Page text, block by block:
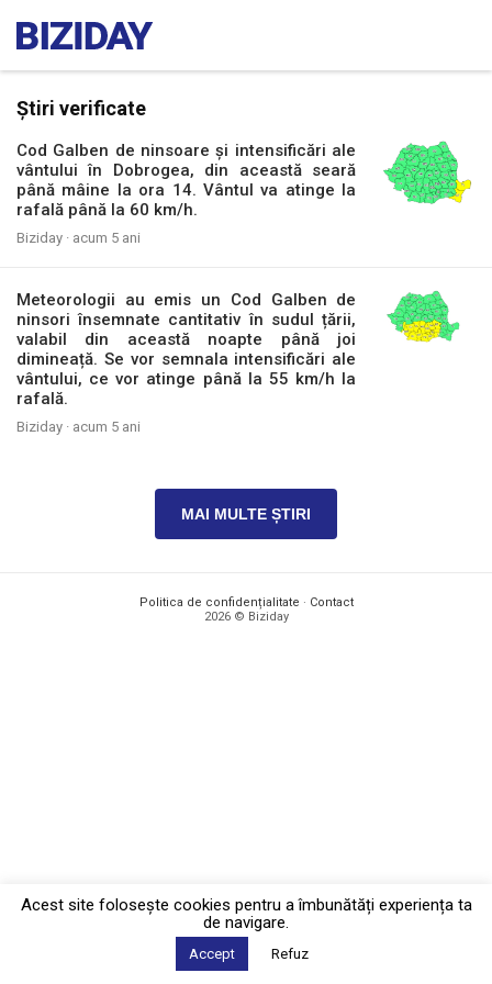
Știri verificate
Cod Galben de ninsoare și intensificări ale
vântului în Dobrogea, din această seară
până mâine la ora 14. Vântul va atinge la
rafală până la 60 km/h.
Biziday · acum 5 ani
Meteorologii au emis un Cod Galben de
ninsori însemnate cantitativ în sudul țării,
valabil din această noapte până joi
dimineață. Se vor semnala intensificări ale
vântului, ce vor atinge până la 55 km/h la
rafală.
Biziday · acum 5 ani
MAI MULTE ȘTIRI
Politica de confidențialitate · Contact
2026 © Biziday
Acest site foloseşte cookies pentru a îmbunătăți experiența ta
de navigare.
Accept Refuz